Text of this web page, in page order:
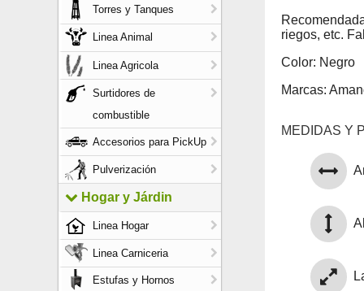
Torres y Tanques
Linea Animal
Linea Agricola
Surtidores de
combustible
Accesorios para PickUp
Pulverización
Hogar y Járdin
Linea Hogar
Linea Carniceria
Estufas y Hornos
riegos, etc.
Color: Negro
Marcas:
MEDIDAS Y